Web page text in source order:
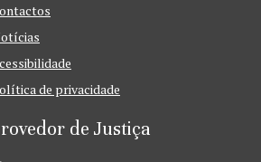
de privacidade
de Justiça